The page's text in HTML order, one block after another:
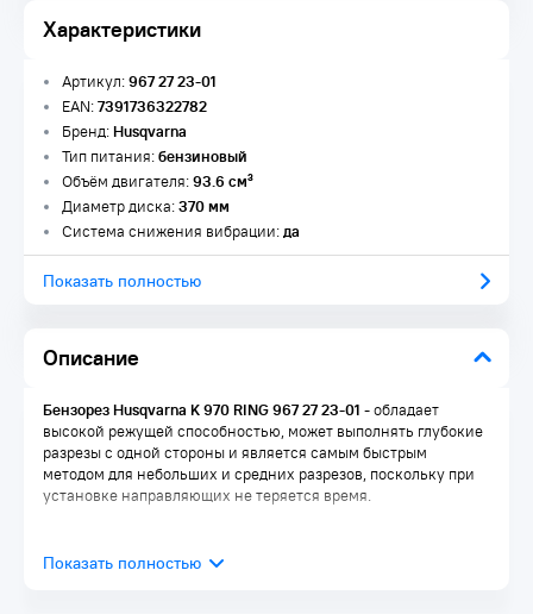
Характеристики
Описание
Артикул:967 27 23-01
EAN:7391736322782
Бренд:Husqvarna
Тип питания:бензиновый
Объём двигателя:93.6 см³
Диаметр диска:370 мм
Система снижения вибрации:да
Показать полностью
Бензорез Husqvarna K 970 RING 967 27 23-01 - обладает
высокой режущей способностью, может выполнять глубокие
разрезы с одной стороны и является самым быстрым
методом для небольших и средних разрезов, поскольку при
установке направляющих не теряется время.